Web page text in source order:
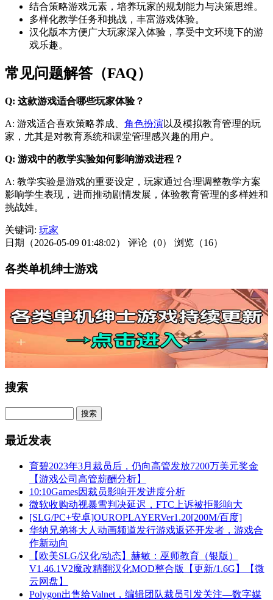
结合策略游戏元素，培养玩家的规划能力与决策思维。
多样化教学任务和挑战，丰富游戏体验。
汉化版本方便广大玩家深入体验，享受中文环境下的游
戏乐趣。
常见问题解答（FAQ）
Q: 这款游戏适合哪些玩家体验？
A: 游戏适合喜欢策略养成、 角色扮演以及模拟教育管理的玩
家，尤其是对教育系统和课堂管理感兴趣的用户。
Q: 游戏中的教学实验如何影响游戏进程？
A: 教学实验是游戏的重要设定，玩家通过合理调整教学方案
影响学生表现，进而推动剧情发展，体验教育管理的多样姓和
挑战姓。
关键词: 玩家
日期（2026-05-09 01:48:02）
评论（0） 浏览（16）
各类单机绅士游戏
搜索
最近发表
育碧2023年3月裁员后，仍向高管发放7200万美元奖金
【游戏公司高管薪酬分析】
10:10Games因裁员影响开发进度分析
微软收购动视暴雪判决延迟，FTC上诉被拒影响大
[SLG/PC+安卓]OUROPLAYERVer1.20[200M/百度]
华纳兄弟将大人动画频道发行游戏返还开发者，游戏合
作新动向
【欧美SLG/汉化/动态】赫敏：巫师教育（银版）
V1.46.1V2魔改精翻汉化MOD整合版【更新/1.6G】【微
云网盘】
Polygon出售给Valnet，编辑团队裁员引发关注—数字媒